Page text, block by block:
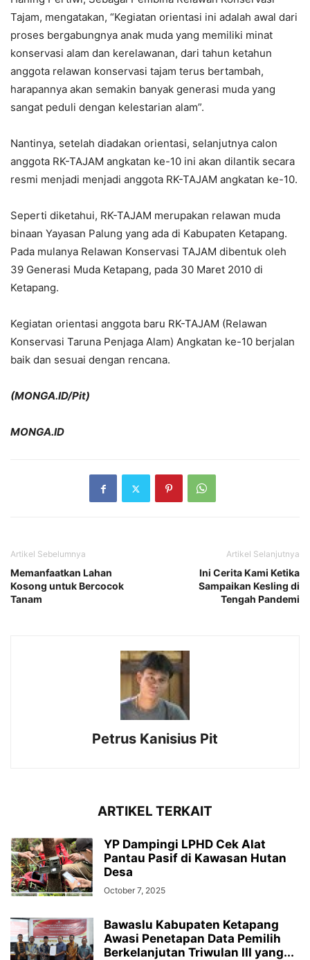
Tajam, mengatakan, “Kegiatan orientasi ini adalah awal dari
proses bergabungnya anak muda yang memiliki minat
konservasi alam dan kerelawanan, dari tahun ketahun
anggota relawan konservasi tajam terus bertambah,
harapannya akan semakin banyak generasi muda yang
sangat peduli dengan kelestarian alam”.
Nantinya, setelah diadakan orientasi, selanjutnya calon
anggota RK-TAJAM angkatan ke-10 ini akan dilantik secara
resmi menjadi menjadi anggota RK-TAJAM angkatan ke-10.
Seperti diketahui, RK-TAJAM merupakan relawan muda
binaan Yayasan Palung yang ada di Kabupaten Ketapang.
Pada mulanya Relawan Konservasi TAJAM dibentuk oleh
39 Generasi Muda Ketapang, pada 30 Maret 2010 di
Ketapang.
Kegiatan orientasi anggota baru RK-TAJAM (Relawan
Konservasi Taruna Penjaga Alam) Angkatan ke-10 berjalan
baik dan sesuai dengan rencana.
(MONGA.ID/Pit)
MONGA.ID
Artikel Sebelumnya
Memanfaatkan Lahan
Kosong untuk Bercocok
Tanam
Artikel Selanjutnya
Ini Cerita Kami Ketika
Sampaikan Kesling di
Tengah Pandemi
Petrus Kanisius Pit
ARTIKEL TERKAIT
YP Dampingi LPHD Cek Alat
Pantau Pasif di Kawasan Hutan
Desa
October 7, 2025
Bawaslu Kabupaten Ketapang
Awasi Penetapan Data Pemilih
Berkelanjutan Triwulan III yang...